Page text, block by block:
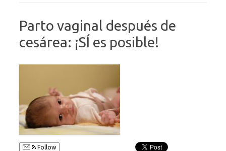
Parto vaginal después de
cesárea: ¡SÍ es posible!
Follow